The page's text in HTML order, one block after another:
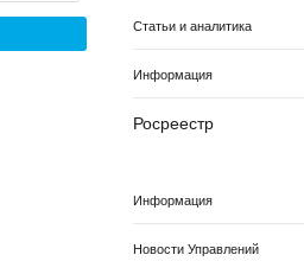
Статьи и аналитика
Информация
Росреестр
Информация
Новости Управлений